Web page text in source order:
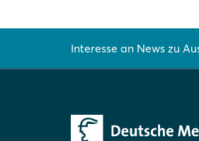
Interesse an News zu